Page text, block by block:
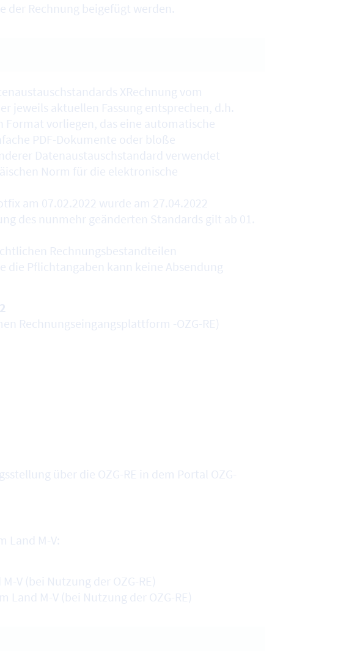
der Rechnung beigefügt werden.
XRechnung vom
jeweils aktuellen Fassung entsprechen, d.h.
vorliegen, das eine automatische
PDF-Dokumente oder bloße
Datenaustauschstandard verwendet
Norm für die elektronische
am 07.02.2022 wurde am 27.04.2022
des nunmehr geänderten Standards gilt ab 01.
Rechnungsbestandteilen
die Pflichtangaben kann keine Absendung
Rechnungseingangsplattform -OZG-RE)
über die OZG-RE in dem Portal OZG-
Land M-V:
V (bei Nutzung der OZG-RE)
M-V (bei Nutzung der OZG-RE)